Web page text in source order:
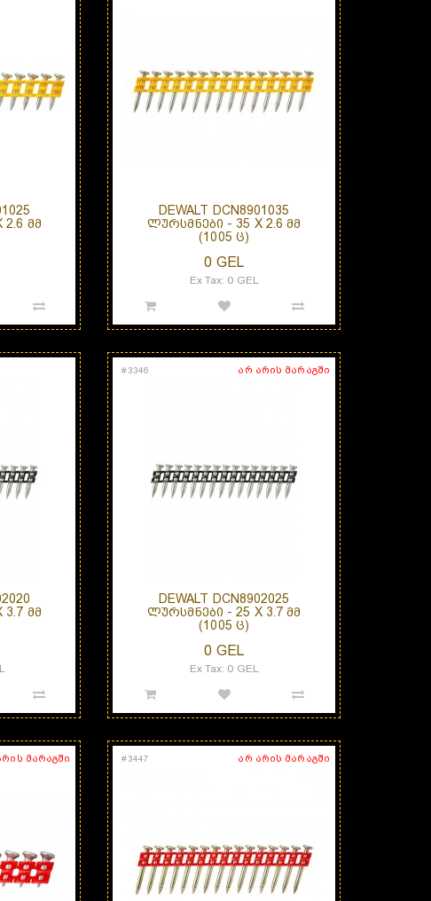
ᲛᲛ
DEWALT DCN8901035
ᲚᲣᲠᲡᲛᲜᲔᲑᲘ - 35 X 2.6 ᲛᲛ
(1005 Ც)
0 GEL
Ex Tax: 0 GEL
ᲛᲛ
არ არის მარაგში
#3346
DEWALT DCN8902025
ᲚᲣᲠᲡᲛᲜᲔᲑᲘ - 25 X 3.7 ᲛᲛ
(1005 Ც)
0 GEL
Ex Tax: 0 GEL
მარაგში არ არის მარაგში
#3447